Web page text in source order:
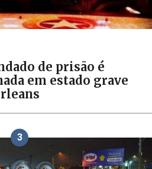
de prisão é
em estado grave
3